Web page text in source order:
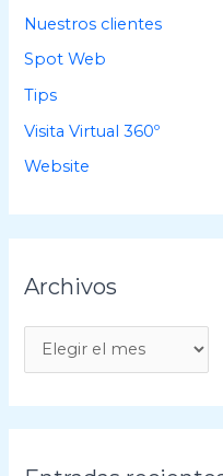
Nuestros clientes
Spot Web
Tips
Visita Virtual 360º
Website
Archivos
r
c
h
i